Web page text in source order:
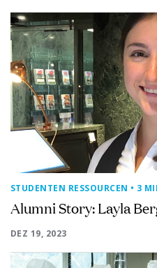
STUDENTEN RESSOURCEN • 3
Alumni Story: Layla
DEZ 19, 2023